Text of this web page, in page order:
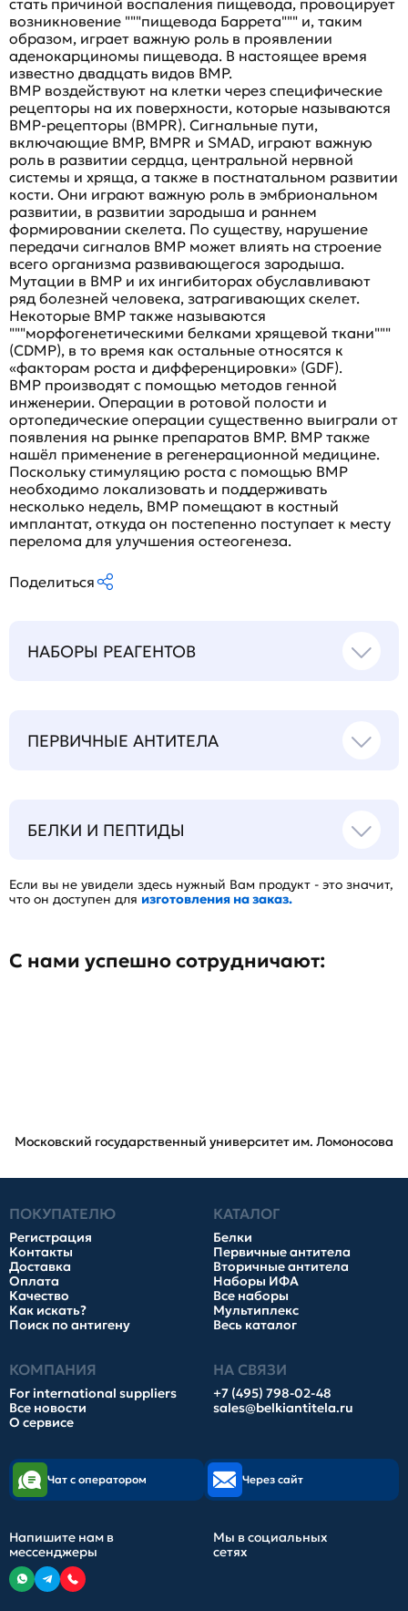
стать причиной воспаления пищевода, провоцирует
возникновение """пищевода Баррета""" и, таким
образом, играет важную роль в проявлении
аденокарциномы пищевода. В настоящее время
известно двадцать видов BMP.
BMP воздействуют на клетки через специфические
рецепторы на их поверхности, которые называются
BMP-рецепторы (BMPR). Сигнальные пути,
включающие BMP, BMPR и SMAD, играют важную
роль в развитии сердца, центральной нервной
системы и хряща, а также в постнатальном развитии
кости. Они играют важную роль в эмбриональном
развитии, в развитии зародыша и раннем
формировании скелета. По существу, нарушение
передачи сигналов BMP может влиять на строение
всего организма развивающегося зародыша.
Мутации в BMP и их ингибиторах обуславливают
ряд болезней человека, затрагивающих скелет.
Некоторые BMP также называются
"""морфогенетическими белками хрящевой ткани"""
(CDMP), в то время как остальные относятся к
«факторам роста и дифференцировки» (GDF).
BMP производят с помощью методов генной
инженерии. Операции в ротовой полости и
ортопедические операции существенно выиграли от
появления на рынке препаратов BMP. BMP также
нашёл применение в регенерационной медицине.
Поскольку стимуляцию роста с помощью BMP
необходимо локализовать и поддерживать
несколько недель, BMP помещают в костный
имплантат, откуда он постепенно поступает к месту
перелома для улучшения остеогенеза.
Поделиться
НАБОРЫ РЕАГЕНТОВ
ПЕРВИЧНЫЕ АНТИТЕЛА
БЕЛКИ И ПЕПТИДЫ
Если вы не увидели здесь нужный Вам продукт - это значит,
что он доступен для изготовления на заказ.
С нами успешно сотрудничают:
Московский государственный университет им. Ломоносова
ПОКУПАТЕЛЮ
Регистрация
Контакты
Доставка
Оплата
Качество
Как искать?
Поиск по антигену
КАТАЛОГ
Белки
Первичные антитела
Вторичные антитела
Наборы ИФА
Все наборы
Мультиплекс
Весь каталог
КОМПАНИЯ
For international suppliers
Все новости
О сервисе
НА СВЯЗИ
+7 (495) 798-02-48
sales@belkiantitela.ru
Чат с оператором Через сайт
Напишите нам в
мессенджеры
Мы в социальных
сетях